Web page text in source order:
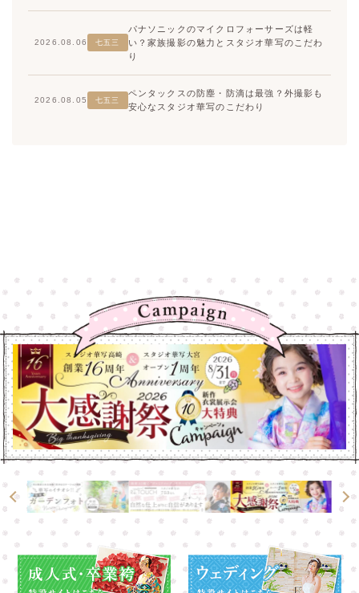
2026.08.06 七五三
パナソニックのマイクロフォーサーズは軽
い？家族撮影の魅力とスタジオ華写のこだわ
り
2026.08.05 七五三
ペンタックスの防塵・防滴は最強？外撮影も
安心なスタジオ華写のこだわり
高崎店
大宮店
高崎店
大宮店